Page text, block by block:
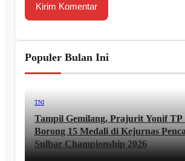
Populer Bulan Ini
TNI
Tampil Gemilang, Prajurit Yonif TP
Borong 15 Medali di Kejurnas
Sulbar Championship 2026